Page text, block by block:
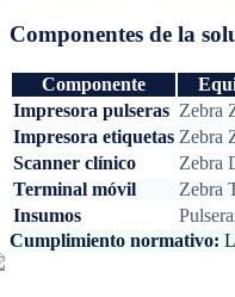
Componentes de la
Componente
Impresora pulseras Zebra
Impresora etiquetas Zebra
Scanner clínico
Zebra
Terminal móvil
Zebra
Insumos
Cumplimiento normativo: